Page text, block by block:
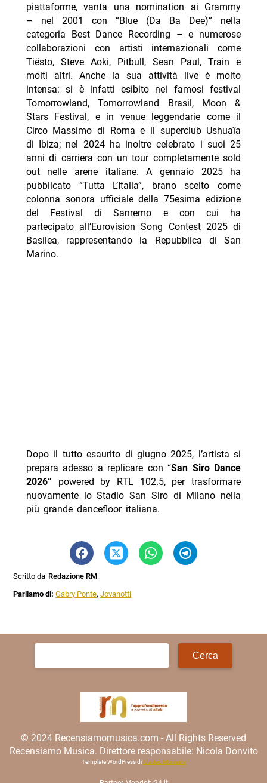
piattaforme, vanta una nomination ai Grammy
– nel 2001 con “Blue (Da Ba Dee)” nella
categoria Best Dance Recording – e numerose
collaborazioni con artisti internazionali come
Tiësto, Steve Aoki, Pitbull, Sean Paul, Train e
molti altri. Anche la sua attività live è molto
intensa: si è infatti esibito nei famosi festival
Tomorrowland, Tomorrowland Brasil, Moon &
Stars Festival, e in venue leggendarie come il
Circo Massimo di Roma e il superclub Ushuaïa
di Ibiza; nel 2024 ha inoltre celebrato i suoi 25
anni di carriera con un tour completamente sold
out nelle arene italiane. A gennaio 2025 ha
pubblicato “Tutta L’Italia”, brano scelto come
colonna sonora ufficiale della 75esima edizione
del Festival di Sanremo e con cui ha
partecipato all’Eurovision Song Contest 2025 di
Basilea, rappresentando la Repubblica di San
Marino.
Dopo il tutto esaurito di giugno 2025, l’artista si
prepara adesso a replicare con “San Siro Dance
2026” powered by RTL 102.5, per trasformare
nuovamente lo Stadio San Siro di Milano nella
più grande dancefloor italiana.
Scritto da Redazione RM
Parliamo di:Gabry Ponte,Jovanotti
Ricerca
© 2024 Recensiamomusica.com - All Rights Reserved
Recensiamo Musica. Direttore responsabile: Nicola Donvito
Template WordPress di Matteo Morreale